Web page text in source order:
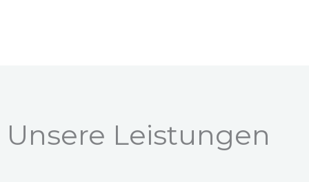
Unsere Leistungen